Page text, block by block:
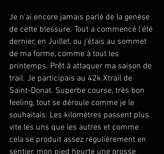
Je n'ai encore jamais parlé de la genèse
de cette blessure. Tout a commencé l'été
dernier, en Juillet, ou j'étais au sommet
de ma forme, comme à tout les
printemps. Prêt à attaquer ma saison de
trail. Je participais au 42k Xtrail de
Saint-Donat. Superbe course, très bon
feeling, tout se déroule comme je le
souhaitais. Les kilomètres passent plus
vite les uns que les autres et comme
cela se produit assez régulièrement en